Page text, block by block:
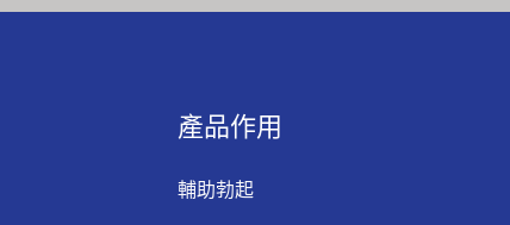
產品作用
輔助勃起